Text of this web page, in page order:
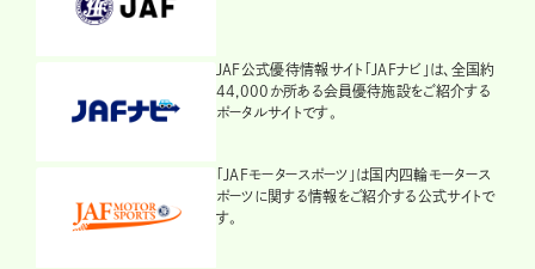
JAF公式優待情報サイト「JAFナビ」は、全国約
44,000か所ある会員優待施設をご紹介する
ポータルサイトです。
「JAFモータースポーツ」は国内四輪モータース
ポーツに関する情報をご紹介する公式サイトで
す。